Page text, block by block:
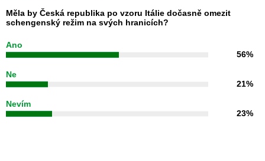
Měla by Česká republika po vzoru Itálie dočasně omezit
schengenský režim na svých hranicích?
Ano
56%
Ne
21%
Nevím
23%